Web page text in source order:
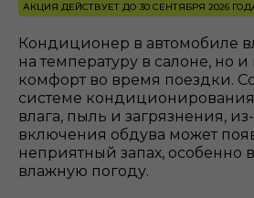
АКЦИЯ ДЕЙСТВУЕТ ДО 30 СЕНТЯБРЯ 2026
Кондиционер в автомобиле
на температуру в салоне, но
комфорт во время поездки.
системе
влага, пыль и загрязнения,
включения обдува может
неприятный запах, особенно
влажную погоду.